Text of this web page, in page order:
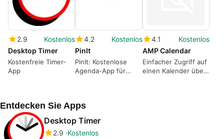
2.9
Kostenlos
Desktop Timer
Kostenfreie Timer-
App
4.2
Kostenlos
PinIt
PinIt: Kostenlose
Agenda-App für
4.1
Kostenlos
AMP Calendar
Einfacher Zugriff auf
einen Kalender über
Entdecken Sie Apps
Desktop Timer
2.9 Kostenlos